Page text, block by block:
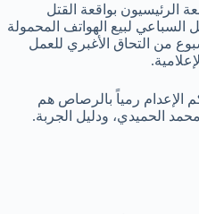
الرئيسيون بواقعة القتل
لبيع الهواتف المحمولة
من التحاق الأغبري للعمل
الإعدام رمياً بالرصاص هم
الحميدي، ودليل الجربة.